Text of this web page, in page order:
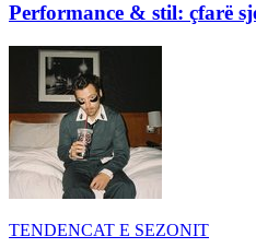
Performance & stil: çfarë
TENDENCAT E SEZONIT